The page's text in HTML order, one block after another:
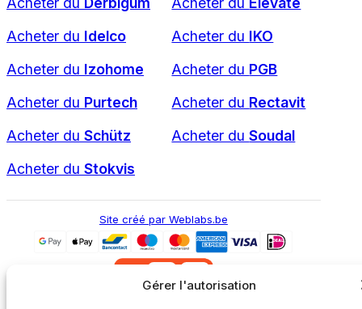
Gérer l'autorisation
Acheter du Idelco Acheter du IKO
Acheter du Izohome Acheter du PGB
Acheter du Purtech Acheter du Rectavit
Acheter du Schütz Acheter duSoudal
Acheter du Stokvis
Site créé par Weblabs.be